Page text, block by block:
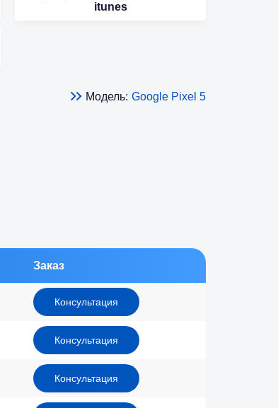
itunes
Модель: Google Pixel 5
Заказ
Консультация
Консультация
Консультация